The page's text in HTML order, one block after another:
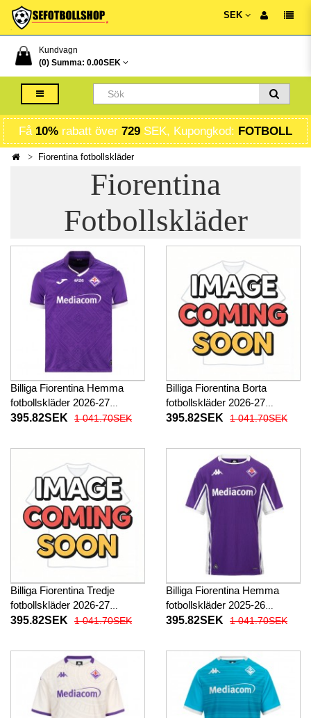
SEK
Kundvagn
(0) Summa: 0.00SEK
Få 10% rabatt över 729 SEK, Kupongkod: FOTBOLL
Fiorentina fotbollskläder
Fiorentina
Fotbollskläder
Billiga Fiorentina Hemma
fotbollskläder 2026-27
Kortärmad
395.82SEK 1 041.70SEK
Billiga Fiorentina Borta
fotbollskläder 2026-27
Kortärmad
395.82SEK 1 041.70SEK
Billiga Fiorentina Tredje
fotbollskläder 2026-27
Kortärmad
395.82SEK 1 041.70SEK
Billiga Fiorentina Hemma
fotbollskläder 2025-26
Kortärmad
395.82SEK 1 041.70SEK